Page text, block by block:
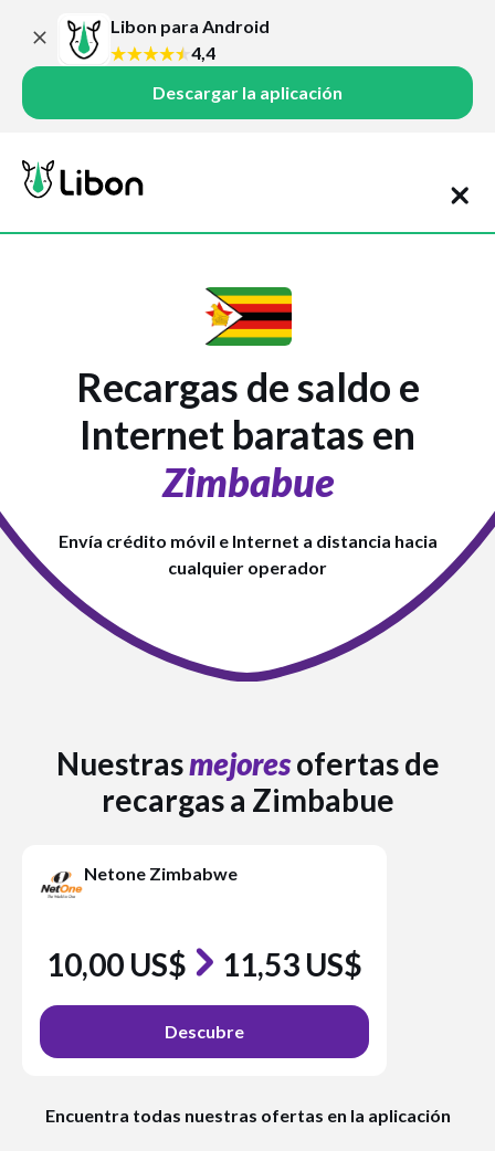
Libon para Android
4,4
Descargar la aplicación
Recargas de saldo e
Internet baratas en
Zimbabue
Envía crédito móvil e Internet a distancia hacia
cualquier operador
Nuestrasmejoresofertas de
recargas a Zimbabue
Netone Zimbabwe
10,00 US$ 11,53 US$
Descubre
Encuentra todas nuestras ofertas en la aplicación